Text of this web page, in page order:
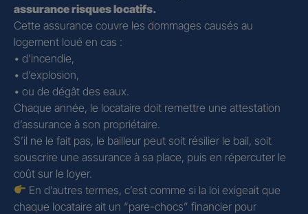
assurance risques locatifs.
Cette assurance couvre les dommages causés au
logement loué en cas :
• d’incendie,
• d’explosion,
• ou de dégât des eaux.
Chaque année, le locataire doit remettre une attestation
d’assurance à son propriétaire.
S’il ne le fait pas, le bailleur peut soit résilier le bail, soit
souscrire une assurance à sa place, puis en répercuter le
coût sur le loyer.
En d’autres termes, c’est comme si la loi exigeait que
chaque locataire ait un “pare-chocs” financier pour